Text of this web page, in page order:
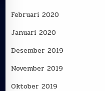
Februari 2020
Januari 2020
Desember 2019
November 2019
Oktober 2019